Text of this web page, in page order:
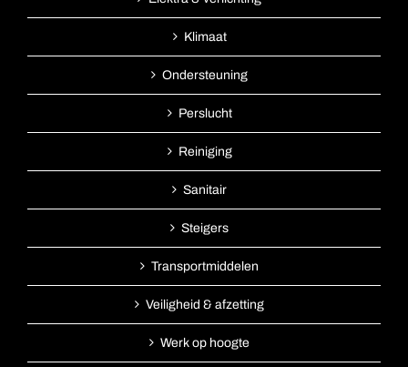
Klimaat
Ondersteuning
Perslucht
Reiniging
Sanitair
Steigers
Transportmiddelen
Veiligheid & afzetting
Werk op hoogte